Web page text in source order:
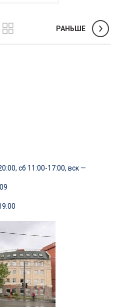
РАНЬШЕ
сб 11:00-17:00, вск —